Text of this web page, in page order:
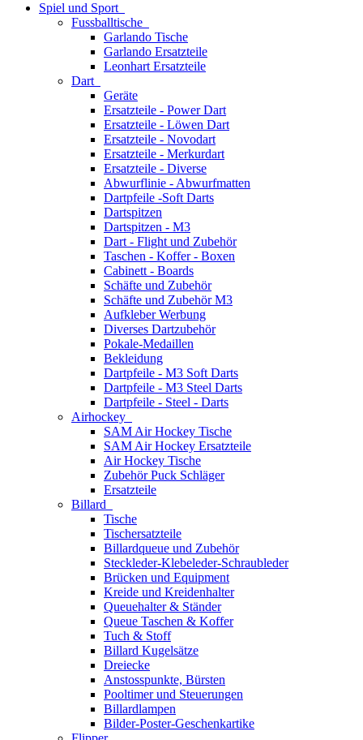
Spiel und Sport
Fussballtische
Garlando Tische
Garlando Ersatzteile
Leonhart Ersatzteile
Dart
Geräte
Ersatzteile - Power Dart
Ersatzteile - Löwen Dart
Ersatzteile - Novodart
Ersatzteile - Merkurdart
Ersatzteile - Diverse
Abwurflinie - Abwurfmatten
Dartpfeile -Soft Darts
Dartspitzen
Dartspitzen - M3
Dart - Flight und Zubehör
Taschen - Koffer - Boxen
Cabinett - Boards
Schäfte und Zubehör
Schäfte und Zubehör M3
Aufkleber Werbung
Diverses Dartzubehör
Pokale-Medaillen
Bekleidung
Dartpfeile - M3 Soft Darts
Dartpfeile - M3 Steel Darts
Dartpfeile - Steel - Darts
Airhockey
SAM Air Hockey Tische
SAM Air Hockey Ersatzteile
Air Hockey Tische
Zubehör Puck Schläger
Ersatzteile
Billard
Tische
Tischersatzteile
Billardqueue und Zubehör
Steckleder-Klebeleder-Schraubleder
Brücken und Equipment
Kreide und Kreidenhalter
Queuehalter & Ständer
Queue Taschen & Koffer
Tuch & Stoff
Billard Kugelsätze
Dreiecke
Anstosspunkte, Bürsten
Pooltimer und Steuerungen
Billardlampen
Bilder-Poster-Geschenkartike